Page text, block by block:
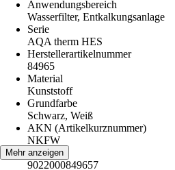
Anwendungsbereich
Wasserfilter, Entkalkungsanlage
Serie
AQA therm HES
Herstellerartikelnummer
84965
Material
Kunststoff
Grundfarbe
Schwarz, Weiß
AKN (Artikelkurznummer)
NKFW
EAN
9022000849657
Mehr anzeigen